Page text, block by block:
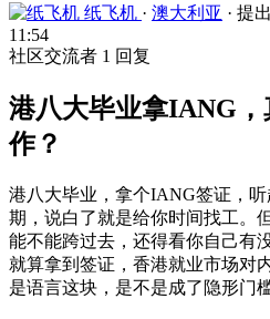
纸飞机 · 澳大利亚 · 提
11:54
社区交流者 1 回复
港八大毕业拿IANG
作？
港八大毕业，拿个IANG签证，
期，说白了就是给你时间找工。
能不能跨过去，还得看你自己有
就算拿到签证，香港就业市场对
是语言这块，是不是成了隐形门